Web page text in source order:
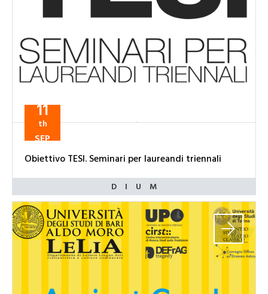
11
th
SEP
Obiettivo TESI. Seminari per laureandi triennali